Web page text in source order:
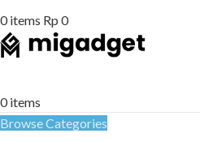
0items Rp 0
0items
Browse Categories